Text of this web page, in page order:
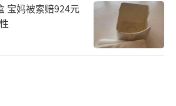
宝妈被索赔924元